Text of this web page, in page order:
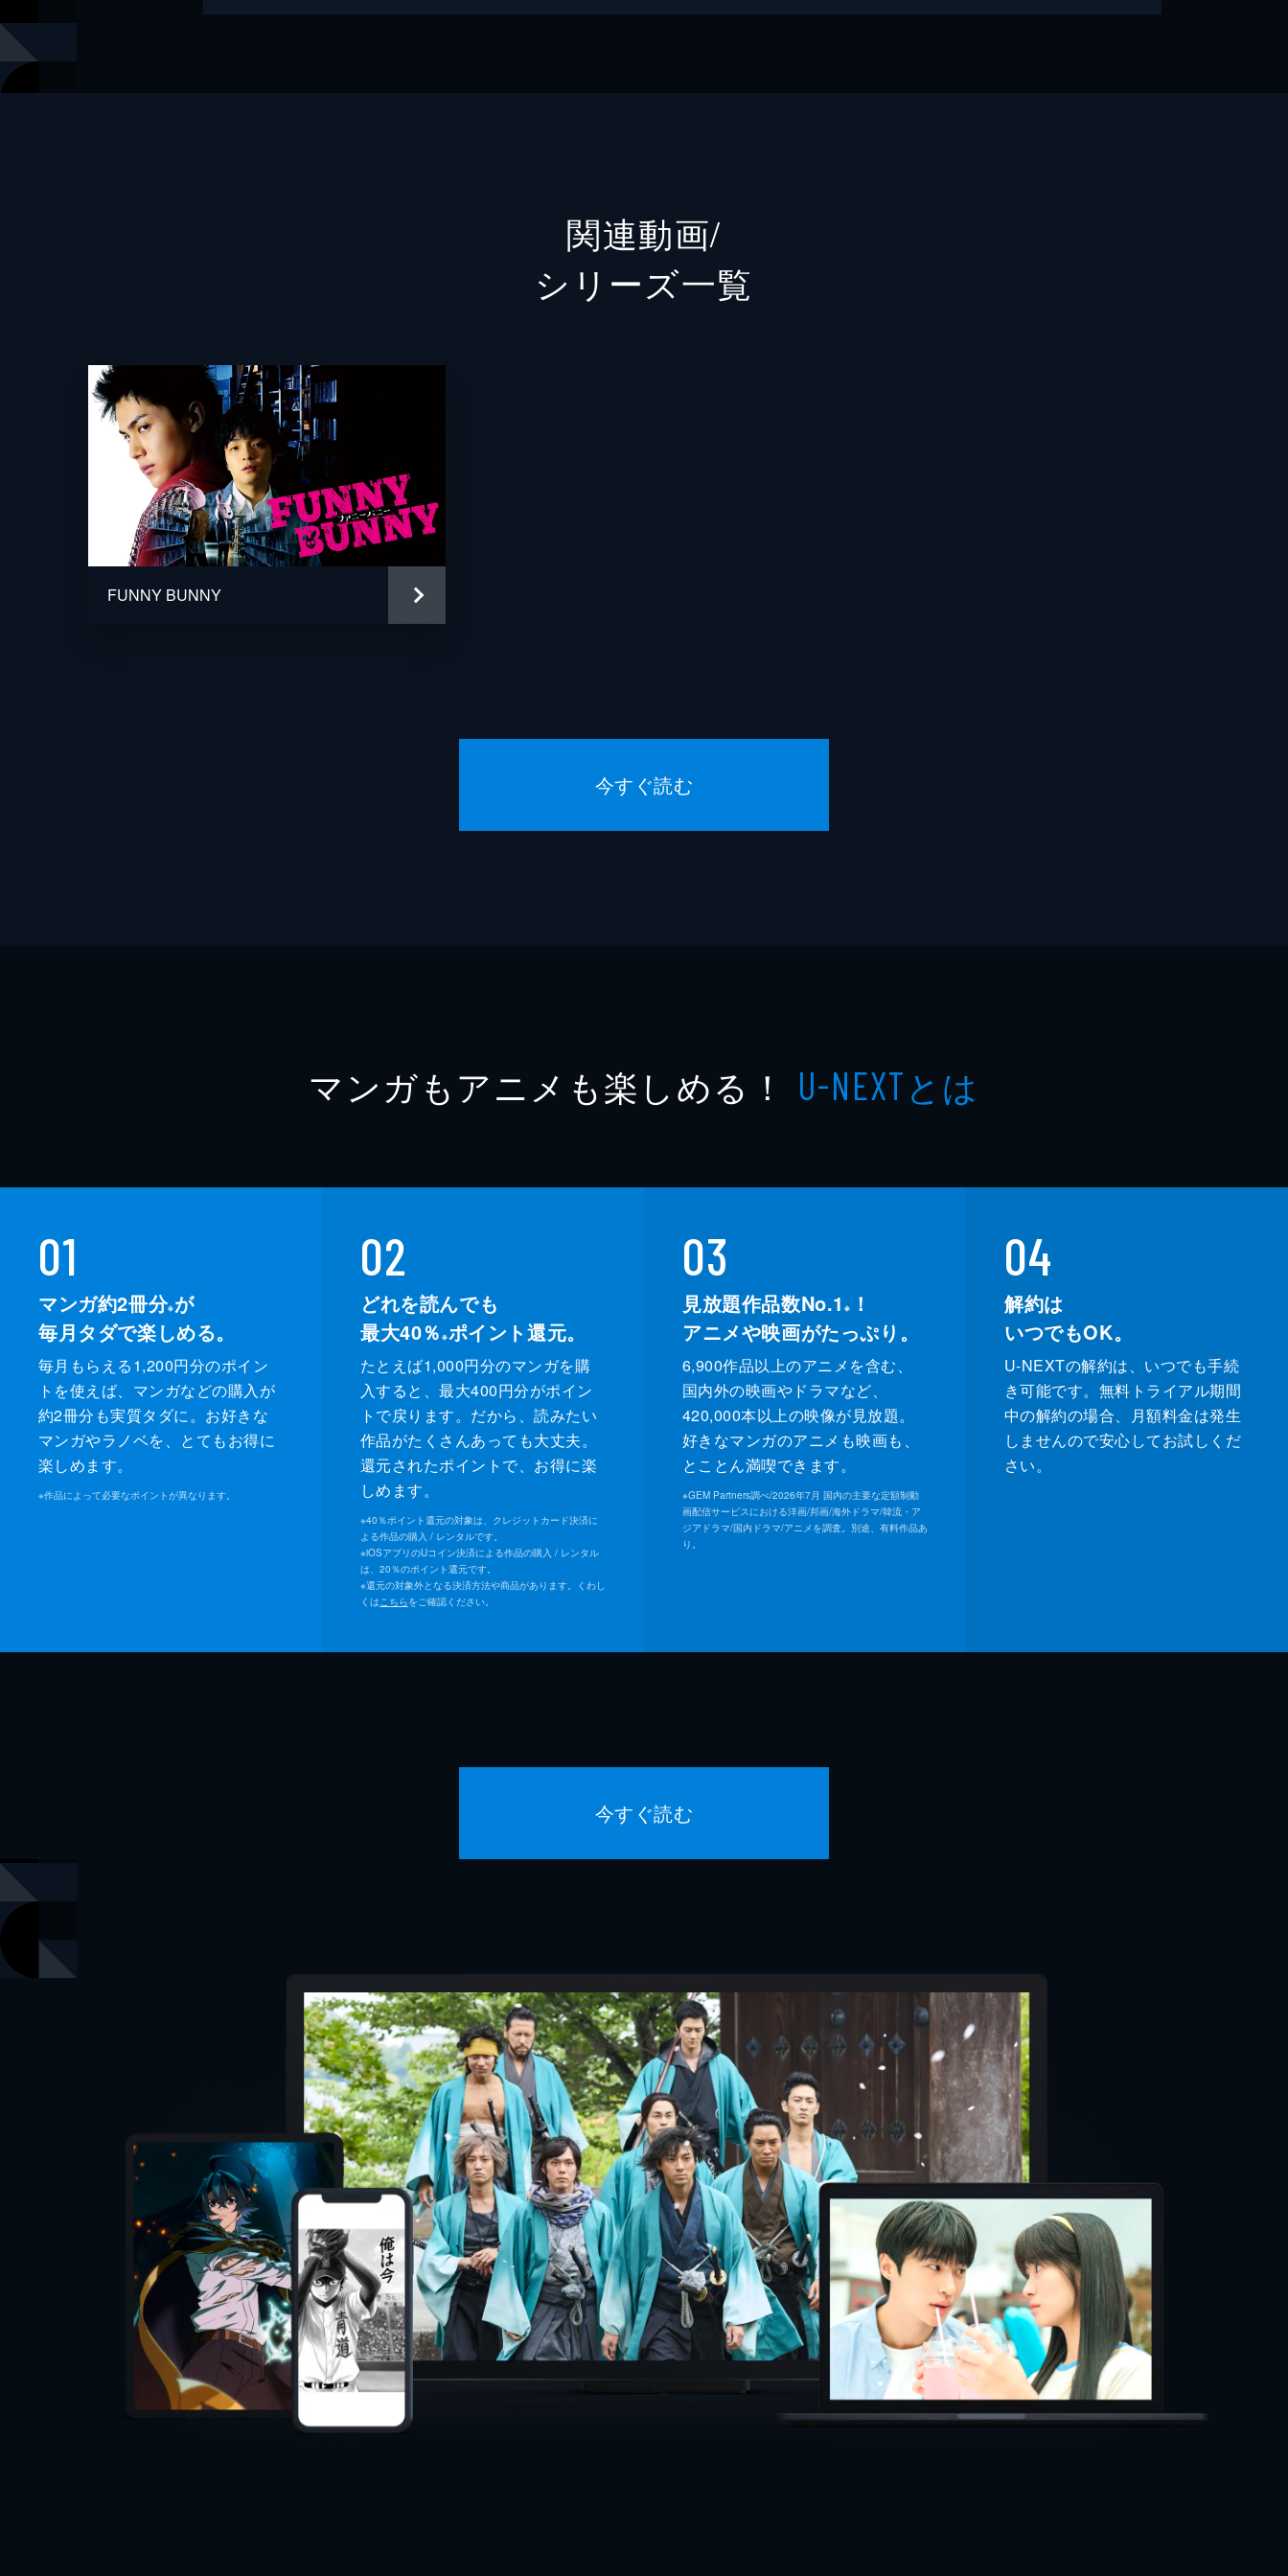
関連動画/
シリーズ⼀覧
FUNNY BUNNY
今すぐ読む
マンガもアニメも楽しめる！ U-NEXTとは
01
マンガ約2冊分※が
毎月タダで楽しめる。
毎月もらえる1,200円分のポイン
トを使えば、マンガなどの購入が
約2冊分も実質タダに。お好きな
マンガやラノベを、とてもお得に
楽しめます。
※作品によって必要なポイントが異なります。
02
どれを読んでも
最大40％ ※ポイント還元。
たとえば1,000円分のマンガを購
入すると、最大400円分がポイン
トで戻ります。だから、読みたい
作品がたくさんあっても大丈夫。
還元されたポイントで、お得に楽
しめます。
※40％ポイント還元の対象は、クレジットカード決済に
よる作品の購入 / レンタルです。
※iOSアプリのUコイン決済による作品の購入 / レンタル
は、20％のポイント還元です。
※還元の対象外となる決済方法や商品があります。くわし
くはこちらをご確認ください。
03
見放題作品数No.1 ※
！
アニメや映画がたっぷり。
6,900作品以上のアニメを含む、
国内外の映画やドラマなど、
420,000本以上の映像が見放題。
好きなマンガのアニメも映画も、
とことん満喫できます。
※GEM Partners調べ/2026年7⽉ 国内の主要な定額制動
画配信サービスにおける洋画/邦画/海外ドラマ/韓流・ア
ジアドラマ/国内ドラマ/アニメを調査。別途、有料作品あ
り。
04
解約は
いつでもOK。
U-NEXTの解約は、いつでも手続
き可能です。無料トライアル期間
中の解約の場合、月額料金は発生
しませんので安心してお試しくだ
さい。
今すぐ読む